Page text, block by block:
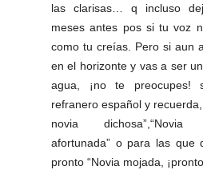
las clarisas… q incluso
meses antes pos si tu voz
como tu creías. Pero si aun
en el horizonte y vas a ser
agua, ¡no te preocupes!
refranero español y
novia dichosa”, “Novia
afortunada” o para las que
pronto “Novia mojada ,